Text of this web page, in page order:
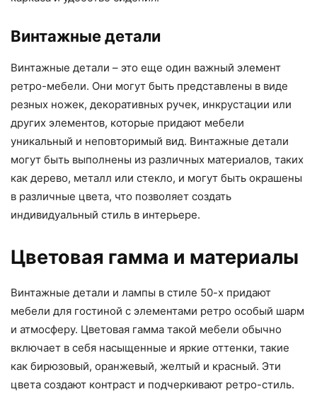
Винтажные детали
Винтажные детали – это еще один важный элемент
ретро-мебели. Они могут быть представлены в виде
резных ножек, декоративных ручек, инкрустации или
других элементов, которые придают мебели
уникальный и неповторимый вид. Винтажные детали
могут быть выполнены из различных материалов, таких
как дерево, металл или стекло, и могут быть окрашены
в различные цвета, что позволяет создать
индивидуальный стиль в интерьере.
Цветовая гамма и материалы
Винтажные детали и лампы в стиле 50-х придают
мебели для гостиной с элементами ретро особый шарм
и атмосферу. Цветовая гамма такой мебели обычно
включает в себя насыщенные и яркие оттенки, такие
как бирюзовый, оранжевый, желтый и красный. Эти
цвета создают контраст и подчеркивают ретро-стиль.